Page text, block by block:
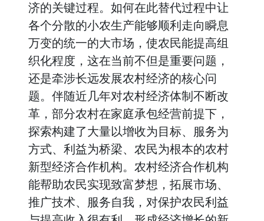
济的关键过程。如何在此替代过程中让
各个分散的小农生产能够顺利走向瞬息
万变的统一的大市场，使农民能提高组
织化程度，这在当前不但是重要问题，
还是牵涉长远发展农村经济的核心问
题。伴随近几年对农村经济体制不断改
革，部分农村在家庭承包经营前提下，
探索构建了大量以增收为目标、服务为
方式、利益为桥梁、农民为根本的农村
新型经济合作机构。农村经济合作机构
能帮助农民实现致富梦想，拓展市场、
推广技术、服务自我，对保护农民利益